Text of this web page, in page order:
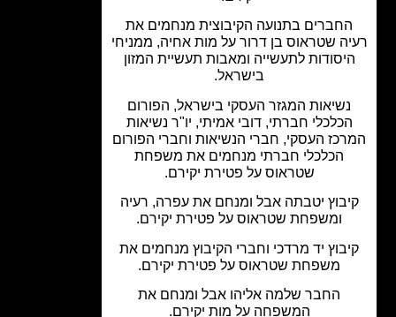
בתנועה הקיבוצית מנחמים את
שטראוס בן דרור על מות אחיה, ממניחי
לתעשייה ומאבות תעשיית המזון
בישראל.
המגזר העסקי בישראל, הפורום
חברתי, דובי אמיתי, יו"ר נשיאות
העסקי, חברי הנשיאות וחברי הפורום
הכלכלי חברתי מנחמים את משפחת
שטראוס על פטירת יקירם.
יטבתה אבל ומנחם את עפרה, רעיה
ומשפחת שטראוס על פטירת יקירם.
יד מרדכי וחברי הקיבוץ מנחמים את
משפחת שטראוס על פטירת יקירם.
החבר שלמה אליהו אבל ומנחם את
המשפחה על מות יקירם.